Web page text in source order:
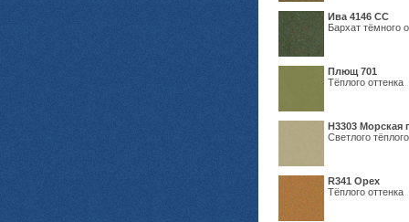
Ива 4146 СС
Бархат тёмного
Плющ 701
Тёплого оттенка
H3303 Морская
Светлого
R341 Орех
Тёплого оттенка